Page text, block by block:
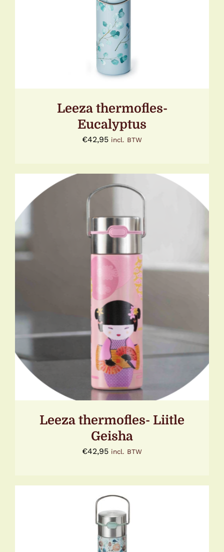
TOEVOEGEN AAN WINKELWAGEN
DETAILS
Leeza thermofles-
Eucalyptus
€42,95 incl. BTW
TOEVOEGEN AAN WINKELWAGEN
DETAILS
Leeza thermofles- Liitle
Geisha
€42,95 incl. BTW